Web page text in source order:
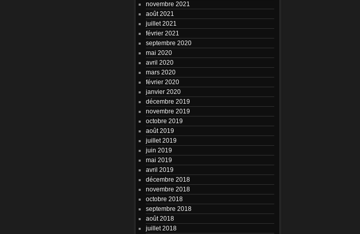
novembre 2021
août 2021
juillet 2021
février 2021
septembre 2020
mai 2020
avril 2020
mars 2020
février 2020
janvier 2020
décembre 2019
novembre 2019
octobre 2019
août 2019
juillet 2019
juin 2019
mai 2019
avril 2019
décembre 2018
novembre 2018
octobre 2018
septembre 2018
août 2018
juillet 2018